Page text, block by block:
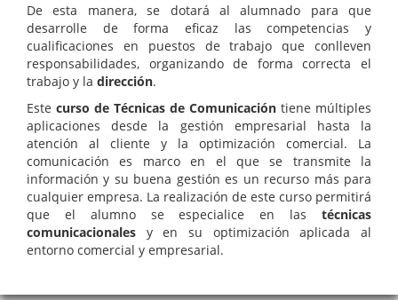
De esta manera, se dotará al alumnado para que
desarrolle de forma eficaz las competencias y
cualificaciones en puestos de trabajo que conlleven
responsabilidades, organizando de forma correcta el
trabajo y la dirección.
Este curso de Técnicas de Comunicación tiene múltiples
aplicaciones desde la gestión empresarial hasta la
atención al cliente y la optimización comercial. La
comunicación es marco en el que se transmite la
información y su buena gestión es un recurso más para
cualquier empresa. La realización de este curso permitirá
que el alumno se especialice en las técnicas
comunicacionales y en su optimización aplicada al
entorno comercial y empresarial.